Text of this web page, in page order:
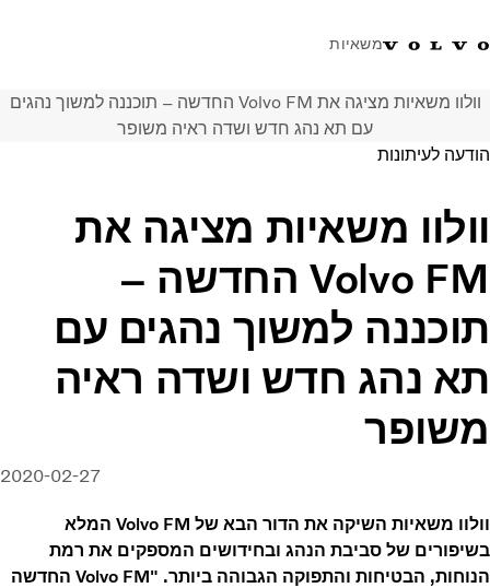
משאיות
טלפון: 077-9978867 ווטסאפ התחבר לאזור אישיישראל
משאיות
שירות
מרכזי שירות
חדשות
אודות
צור קשר
וולוו משאיות מציגה את Volvo FM החדשה – תוכננה למשוך נהגים
עם תא נהג חדש ושדה ראיה משופר
הודעה לעיתונות
וולוו משאיות מציגה את
Volvo FM החדשה –
תוכננה למשוך נהגים עם
תא נהג חדש ושדה ראיה
משופר
2020-02-27
וולוו משאיות השיקה את הדור הבא של Volvo FM המלא
בשיפורים של סביבת הנהג ובחידושים המספקים את רמת
הנוחות, הבטיחות והתפוקה הגבוהה ביותר. "Volvo FM החדשה